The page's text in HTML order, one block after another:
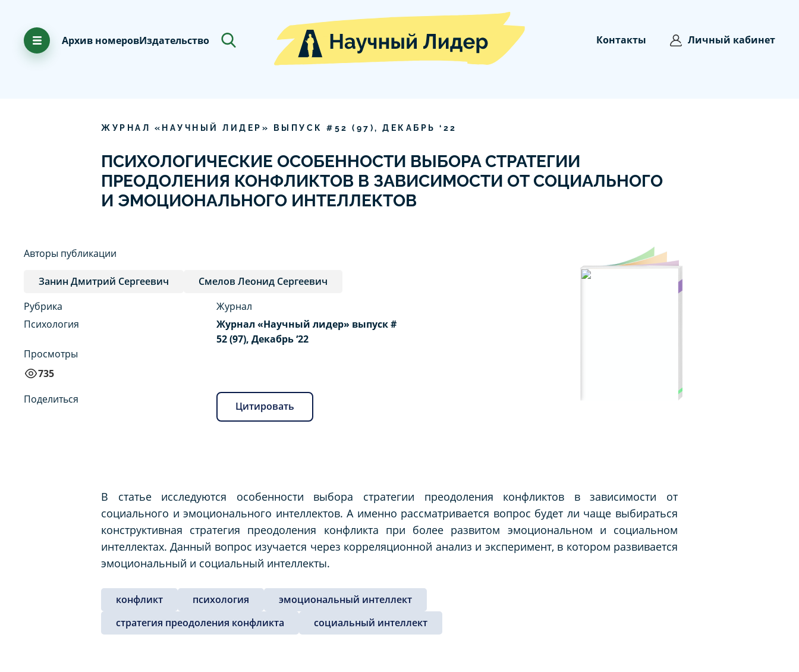
Архив номеровИздательство Контакты Личный кабинет
ЖУРНАЛ «НАУЧНЫЙ ЛИДЕР» ВЫПУСК # 52 ( 97 ), ДЕКАБРЬ ‘ 22
ПСИХОЛОГИЧЕСКИЕ ОСОБЕННОСТИ ВЫБОРА СТРАТЕГИИ
ПРЕОДОЛЕНИЯ КОНФЛИКТОВ В ЗАВИСИМОСТИ ОТ СОЦИАЛЬНОГО
И ЭМОЦИОНАЛЬНОГО ИНТЕЛЛЕКТОВ
Авторы публикации
Занин Дмитрий Сергеевич
Смелов Леонид Сергеевич
Рубрика
Психология
Просмотры
735
Журнал
Журнал «Научный лидер» выпуск #
52 (97), Декабрь ‘22
Поделиться
Цитировать
В статье исследуются особенности выбора стратегии преодоления конфликтов в зависимости от
социального и эмоционального интеллектов. А именно рассматривается вопрос будет ли чаще выбираться
конструктивная стратегия преодоления конфликта при более развитом эмоциональном и социальном
интеллектах. Данный вопрос изучается через корреляционной анализ и эксперимент, в котором развивается
эмоциональный и социальный интеллекты.
конфликт психология
эмоциональный интеллект
стратегия преодоления конфликта
социальный интеллект